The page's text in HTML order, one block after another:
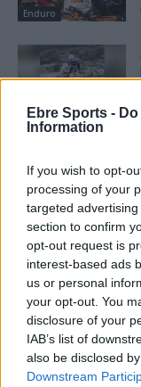
Ebre Sports -
Information
If you wish to opt-
processing of your
targeted
section to confirm
opt-out request is
interest-based ads
us or personal
your opt-out. You
disclosure of your
IAB’s list of
also be disclosed
Downstream
Enduro
Enduro
DEIXA UNA